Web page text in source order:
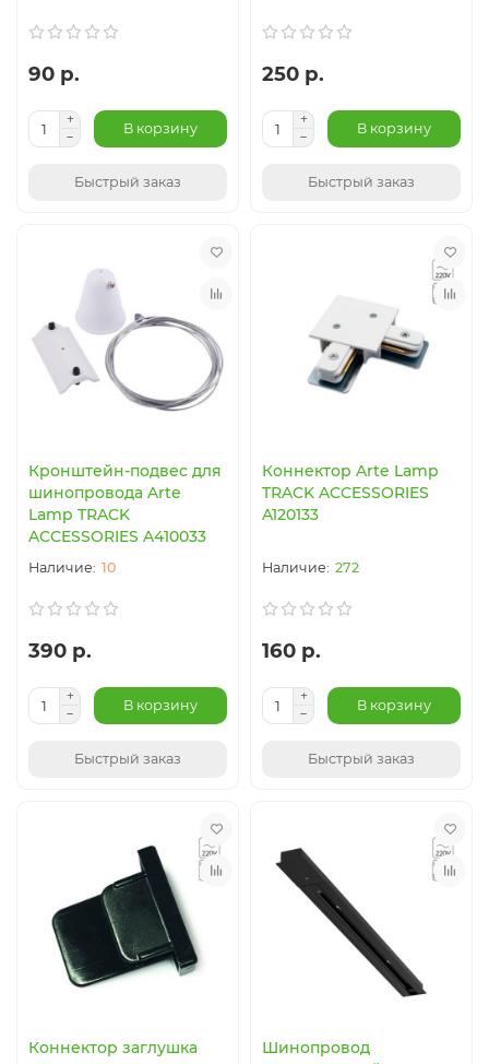
90 р.
В корзину
Быстрый заказ
250 р.
В корзину
Быстрый заказ
Кронштейн-подвес для
шинопровода Arte
Lamp TRACK
ACCESSORIES A410033
10
390 р.
В корзину
Быстрый заказ
Коннектор Arte Lamp
TRACK ACCESSORIES
A120133
272
160 р.
В корзину
Быстрый заказ
Коннектор заглушка
Шинопровод